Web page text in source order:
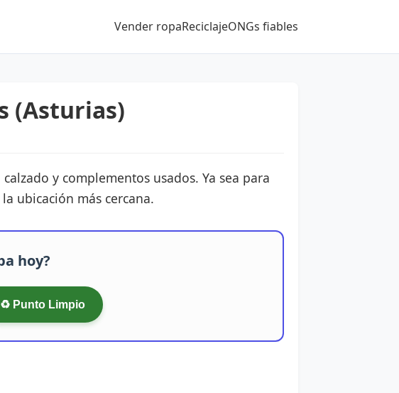
Vender ropaReciclajeONGs fiables
(Asturias)
y complementos usados. Ya sea para
ubicación más cercana.
hoy?
♻️ Punto Limpio